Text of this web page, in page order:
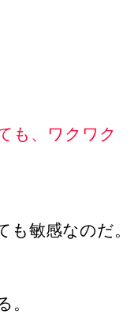
も、ワクワク
も敏感なのだ。
。